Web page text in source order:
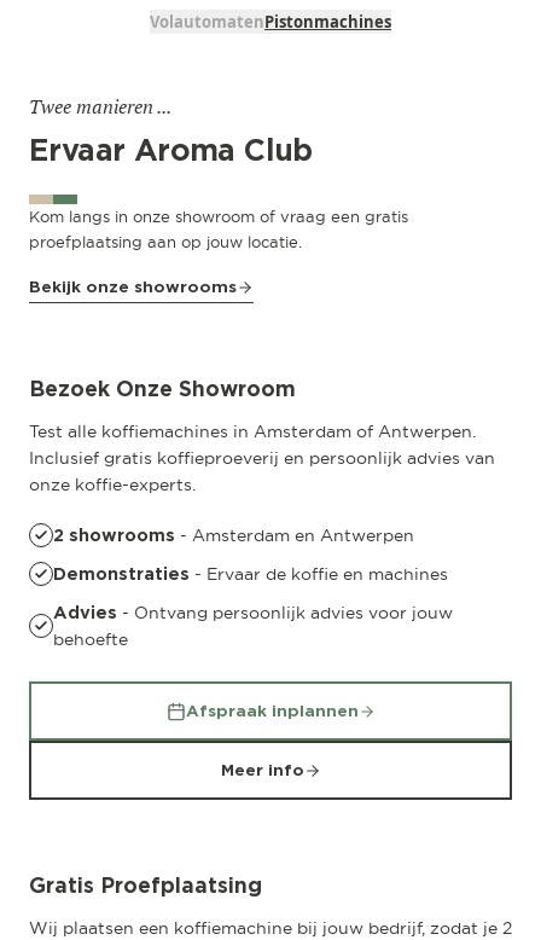
VolautomatenPistonmachines
Twee manieren ...
Ervaar Aroma Club
Kom langs in onze showroom of vraag een gratis
proefplaatsing aan op jouw locatie.
Bekijk onze showrooms
Amsterdam
Bezoek Onze Showroom
Test alle koffiemachines in Amsterdam of Antwerpen.
Inclusief gratis koffieproeverij en persoonlijk advies van
onze koffie-experts.
2 showrooms - Amsterdam en Antwerpen
Demonstraties - Ervaar de koffie en machines
Advies - Ontvang persoonlijk advies voor jouw
behoefte
Afspraak inplannen
Meer info
Gratis Proefplaatsing
Wij plaatsen een koffiemachine bij jouw bedrijf, zodat je 2